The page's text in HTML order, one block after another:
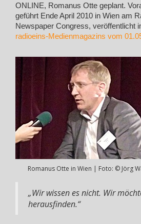
ONLINE, Romanus Otte geplant.
geführt Ende April 2010 in Wien am
Newspaper Congress, veröffentlicht
radioeins-Medienmagazins vom
Romanus Otte in Wien | Foto: © Jörg
„Wir wissen es nicht. Wir
herausfinden.“